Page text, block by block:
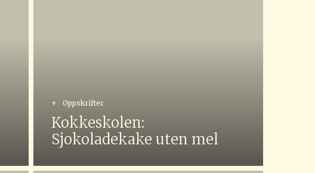
+ Oppskrifter
Kokkeskolen:
Sjokoladekake uten mel